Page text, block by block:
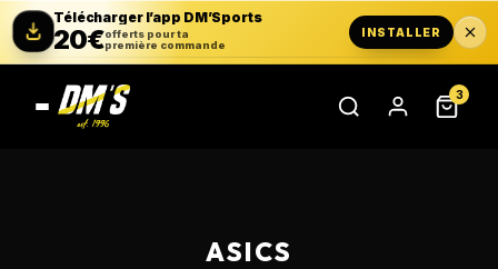
Télécharger l’app DM’Sports
20€offerts pour ta
première commande
INSTALLER
3
ASICS